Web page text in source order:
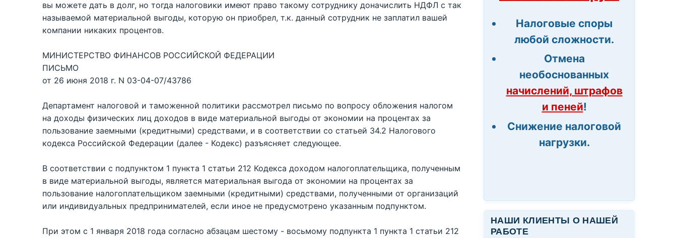
вы можете дать в долг, но тогда налоговики имеют право такому сотруднику доначислить НДФЛ с так
называемой материальной выгоды, которую он приобрел, т.к. данный сотрудник не заплатил вашей
компании никаких процентов.
МИНИСТЕРСТВО ФИНАНСОВ РОССИЙСКОЙ ФЕДЕРАЦИИ
ПИСЬМО
от 26 июня 2018 г. N 03-04-07/43786
Департамент налоговой и таможенной политики рассмотрел письмо по вопросу обложения налогом
на доходы физических лиц доходов в виде материальной выгоды от экономии на процентах за
пользование заемными (кредитными) средствами, и в соответствии со статьей 34.2 Налогового
кодекса Российской Федерации (далее - Кодекс) разъясняет следующее.
В соответствии с подпунктом 1 пункта 1 статьи 212 Кодекса доходом налогоплательщика, полученным
в виде материальной выгоды, является материальная выгода от экономии на процентах за
пользование налогоплательщиком заемными (кредитными) средствами, полученными от организаций
или индивидуальных предпринимателей, если иное не предусмотрено указанным подпунктом.
При этом с 1 января 2018 года согласно абзацам шестому - восьмому подпункта 1 пункта 1 статьи 212
Налоговые споры
любой сложности.
Отмена
необоснованных
начислений, штрафов
и пеней!
Снижение налоговой
нагрузки.
НАШИ КЛИЕНТЫ О НАШЕЙ
РАБОТЕ